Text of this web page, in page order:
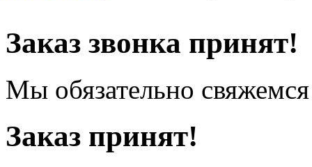
Заказ звонка принят!
Мы обязательно
Заказ принят!